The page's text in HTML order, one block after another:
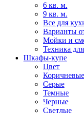
6 кв. м.
9 кв. м.
Все для
Варианты
Мойки и
Техника
Шкафы-купе
Цвет
Коричневые
Серые
Темные
Черные
Светлые